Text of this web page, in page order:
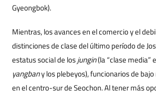
Gyeongbok).
Mientras, los avances en el comercio y el
distinciones de clase del último período de
estatus social de losjungin(la “clase media”
yangbany los plebeyos), funcionarios de
en el centro-sur de Seochon. Al tener más